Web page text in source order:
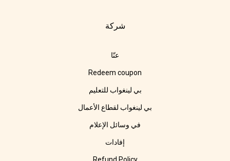
شركة
عنّا
Redeem coupon
بي لينغواب للتعليم
بي لينغواب لقطاع الأعمال
في وسائل الإعلام
إفادات